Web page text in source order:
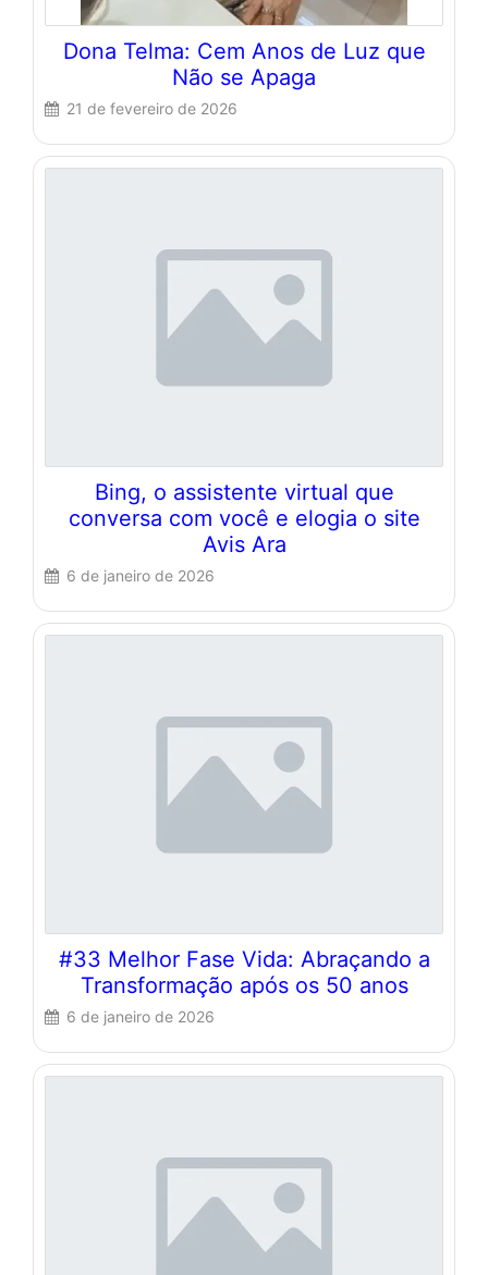
Dona Telma: Cem Anos de Luz que
Não se Apaga
21 de fevereiro de 2026
Bing, o assistente virtual que
conversa com você e elogia o site
Avis Ara
6 de janeiro de 2026
#33 Melhor Fase Vida: Abraçando a
Transformação após os 50 anos
6 de janeiro de 2026